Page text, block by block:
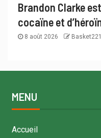
Brandon Clarke
cocaïne et
8 août 2026 Basket221
MENU
Accueil